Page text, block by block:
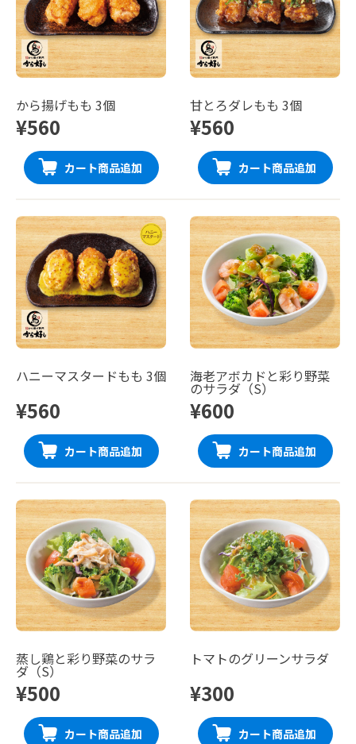
から揚げもも 3個
¥560
カート商品追加
甘とろダレもも 3個
¥560
カート商品追加
ハニーマスタードもも 3個
¥560
カート商品追加
海老アボカドと彩り野菜
のサラダ（S）
¥600
カート商品追加
蒸し鶏と彩り野菜のサラ
ダ（S）
¥500
カート商品追加
トマトのグリーンサラダ
¥300
カート商品追加